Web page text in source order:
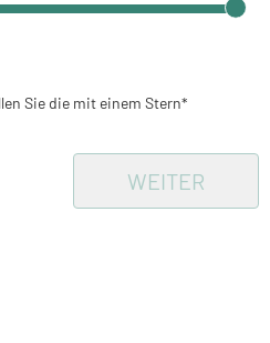
Sie die mit einem Stern*
WEITER